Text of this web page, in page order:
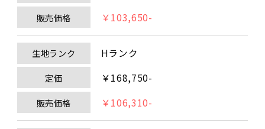
販売価格 ￥103,650-
生地ランク Hランク
定価 ￥168,750-
販売価格 ￥106,310-